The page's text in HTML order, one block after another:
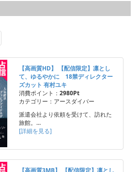
【高画質HD】 【配信限定】凛とし
て、ゆるやかに 18禁ディレクター
ズカット 有村ユキ
消費ポイント： 2980Pt
カテゴリー：アースダイバー
派遣会社より依頼を受けて、訪れた
旅館。…
[詳細を見る]